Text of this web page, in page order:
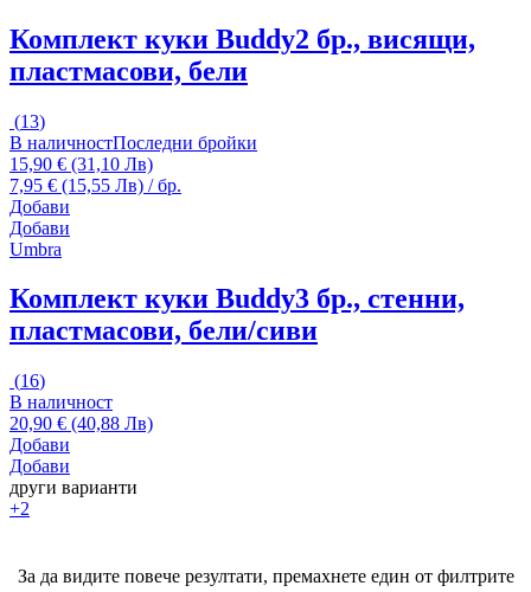
Комплект куки Buddy2 бр., висящи,
пластмасови, бели
(13)
В наличностПоследни бройки
15,90 € (31,10 Лв)
7,95 € (15,55 Лв) / бр.
Добави
Добави
Umbra
Комплект куки Buddy3 бр., стенни,
пластмасови, бели/сиви
(16)
В наличност
20,90 € (40,88 Лв)
Добави
Добави
други варианти
+2
За да видите повече резултати, премахнете един от филтрите